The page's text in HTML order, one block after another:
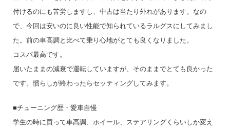
付けるのにも苦労しますし、中古は当たり外れがあります。なの
で、今回は安いのに良い性能で知られているラルグスにしてみまし
た。前の車高調と比べて乗り心地がとても良くなりました。
コスパ最高です。
届いたままの減衰で運転していますが、そのままでとても良かった
です。慣らしが終わったらセッティングしてみます。
■チューニング歴・愛車自慢
学生の時に買って車高調、ホイール、ステアリングくらいしか変え